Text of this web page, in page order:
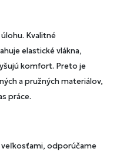
Kvalitné
elastické vlákna,
komfort. Preto je
a pružných materiálov,
práce.
odporúčame